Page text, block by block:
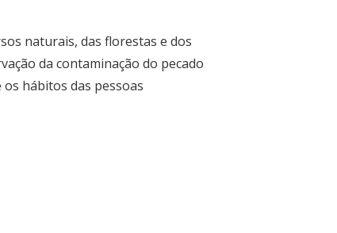
naturais, das florestas e dos
da contaminação do pecado
hábitos das pessoas